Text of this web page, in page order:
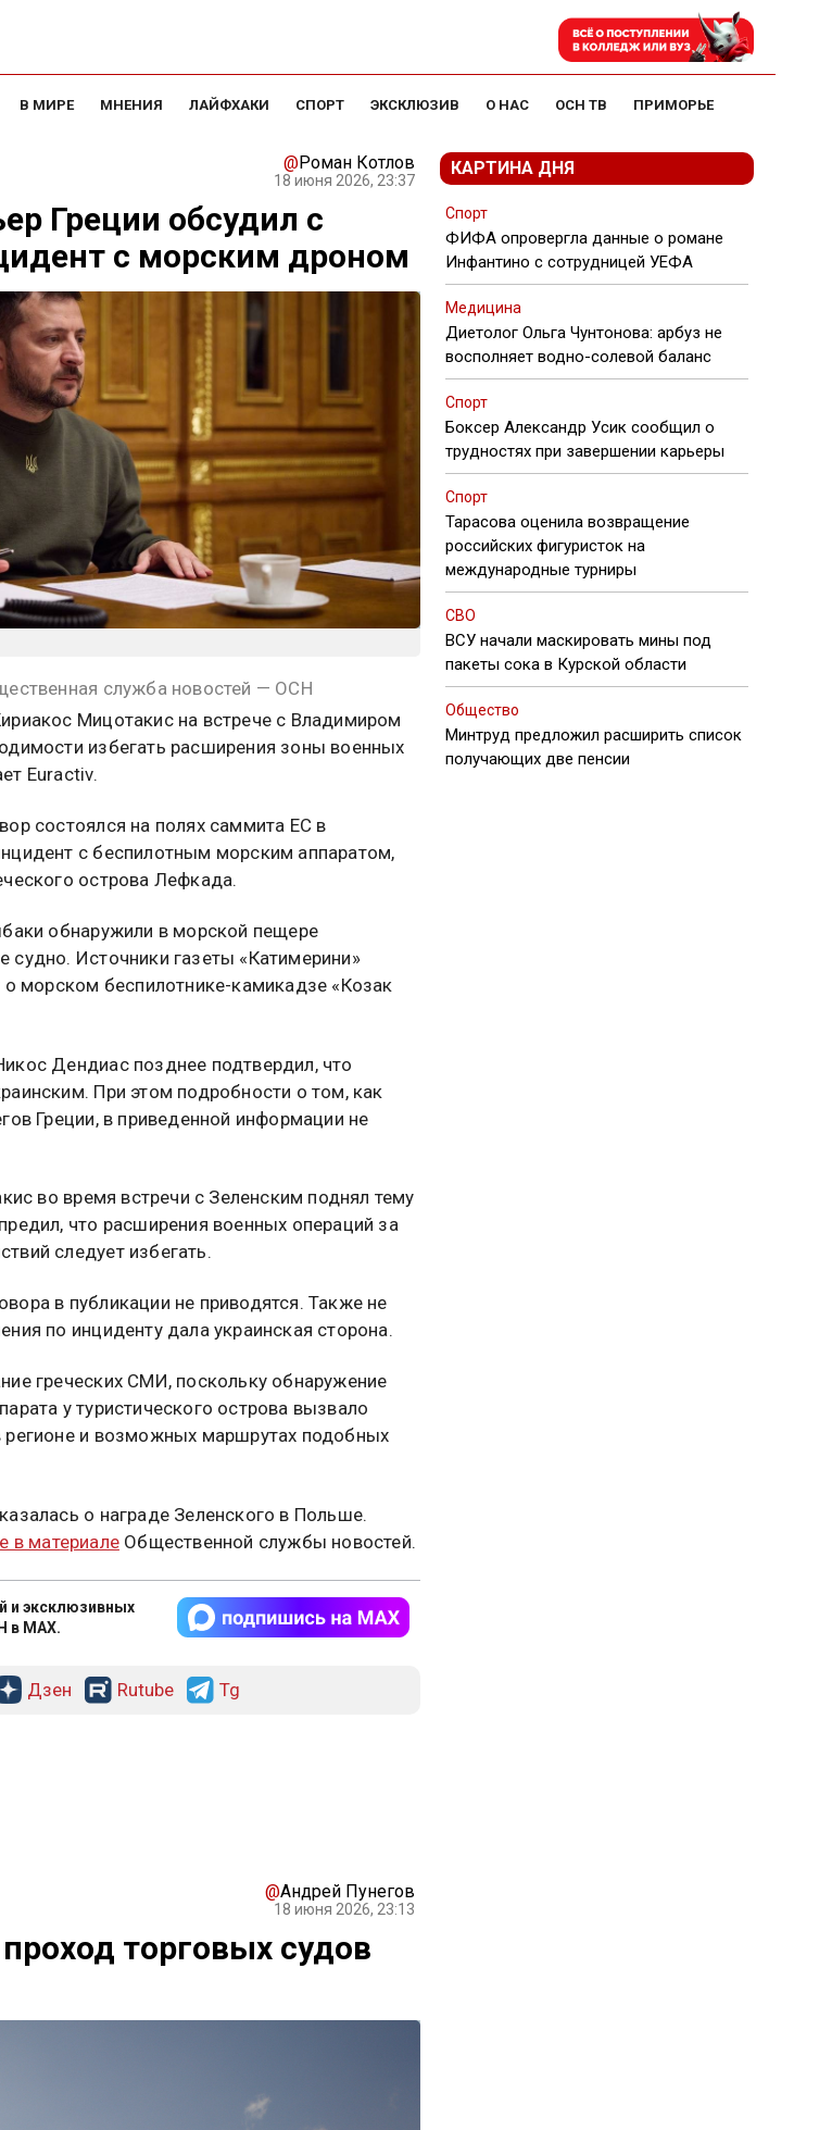
В МИРЕ МНЕНИЯ ЛАЙФХАКИ СПОРТ ЭКСКЛЮЗИВ О НАС ОСН ТВ ПРИМОРЬЕ
@Роман Котлов
18 июня 2026, 23:37
Греции обсудил с
с морским дроном
служба новостей — ОСН
Мицотакис на встрече с Владимиром
избегать расширения зоны военных
Euractiv.
состоялся на полях саммита ЕС в
с беспилотным морским аппаратом,
острова Лефкада.
обнаружили в морской пещере
судно. Источники газеты «Катимерини»
о морском беспилотнике-камикадзе «Козак
Дендиас позднее подтвердил, что
При этом подробности о том, как
Греции, в приведенной информации не
во время встречи с Зеленским поднял тему
что расширения военных операций за
следует избегать.
в публикации не приводятся. Также не
по инциденту дала украинская сторона.
греческих СМИ, поскольку обнаружение
у туристического острова вызвало
регионе и возможных маршрутах подобных
о награде Зеленского в Польше.
в материалеОбщественной службы новостей.
и эксклюзивных
в MAX.
Дзен Rutube Tg
@Андрей Пунегов
18 июня 2026, 23:13
торговых судов
КАРТИНА ДНЯ
Спорт
ФИФА опровергла данные о романе
Инфантино с сотрудницей УЕФА
Медицина
Диетолог Ольга Чунтонова: арбуз не
восполняет водно-солевой баланс
Спорт
Боксер Александр Усик сообщил о
трудностях при завершении карьеры
Спорт
Тарасова оценила возвращение
российских фигуристок на
международные турниры
СВО
ВСУ начали маскировать мины под
пакеты сока в Курской области
Общество
Минтруд предложил расширить список
получающих две пенсии